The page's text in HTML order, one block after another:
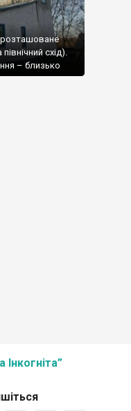
розташоване
схід).
– близько
Інкогніта”